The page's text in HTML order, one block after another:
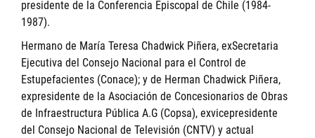
presidente de la Conferencia Episcopal de Chile (1984-
1987).
Hermano de María Teresa Chadwick Piñera, exSecretaria
Ejecutiva del Consejo Nacional para el Control de
Estupefacientes (Conace); y de Herman Chadwick Piñera,
expresidente de la Asociación de Concesionarios de Obras
de Infraestructura Pública A.G (Copsa), exvicepresidente
del Consejo Nacional de Televisión (CNTV) y actual